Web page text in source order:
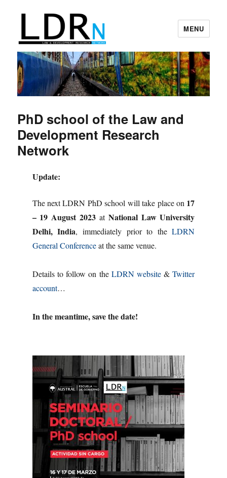
Law and Development Research
Network
MENU
PhD school of the Law and
Development Research
Network
Update:
The next LDRN PhD school will take place on 17
– 19 August 2023 at National Law University
Delhi, India, immediately prior to theLDRN
General Conferenceat the same venue.
Details to follow on the LDRN website&Twitter
account…
In the meantime, save the date!